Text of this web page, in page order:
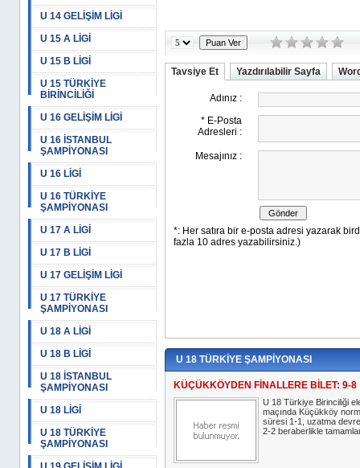
U 14 GELİŞİM LİGİ
U 15 A LİGİ
U 15 B LİGİ
U 15 TÜRKİYE
BİRİNCİLİĞİ
U 16 GELİŞİM LİGİ
U 16 İSTANBUL
ŞAMPİYONASI
U 16 LİGİ
U 16 TÜRKİYE
ŞAMPİYONASI
U 17 A LİGİ
U 17 B LİGİ
U 17 GELİŞİM LİGİ
U 17 TÜRKİYE
ŞAMPİYONASI
U 18 A LİGİ
U 18 B LİGİ
U 18 İSTANBUL
ŞAMPİYONASI
U 18 LİGİ
U 18 TÜRKİYE
ŞAMPİYONASI
Tavsiye Et Yazdırılabilir Sayfa
U 18 TÜRKİYE ŞAMPİYONASI
KÜÇÜKKÖYDEN FİNALLERE BİLET: 9-8
U 18 Türkiye Birinciliği
maçında Küçükköy
süresi 1-1, uzatma
2-2 beraberlikle